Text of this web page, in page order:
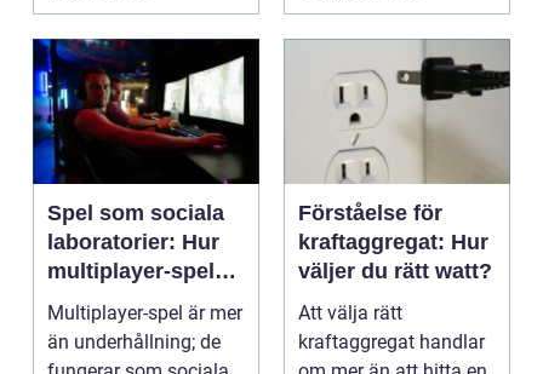
Spel som sociala
laboratorier: Hur
multiplayer-spel
speglar mänskligt
beteende
Multiplayer-spel är mer
än underhållning; de
Förståelse för
kraftaggregat: Hur
väljer du rätt watt?
Att välja rätt
kraftaggregat handlar